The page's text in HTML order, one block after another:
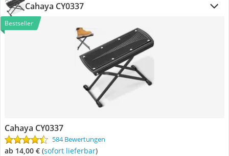
Cahaya CY0337
Bestseller
Cahaya CY0337
584 Bewertungen
ab 14,00 € ( Sofort lieferbar)